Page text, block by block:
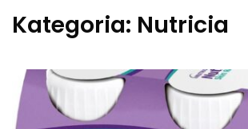
Kategoria: Nutricia